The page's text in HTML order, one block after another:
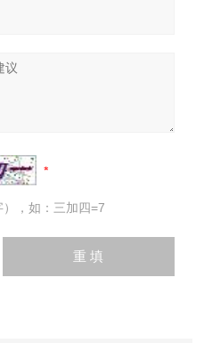
，如：三加四=7